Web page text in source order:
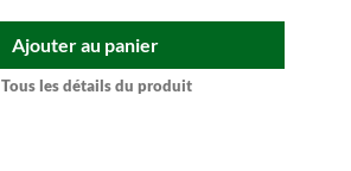
Ajouter au panier
Tous les détails du produit